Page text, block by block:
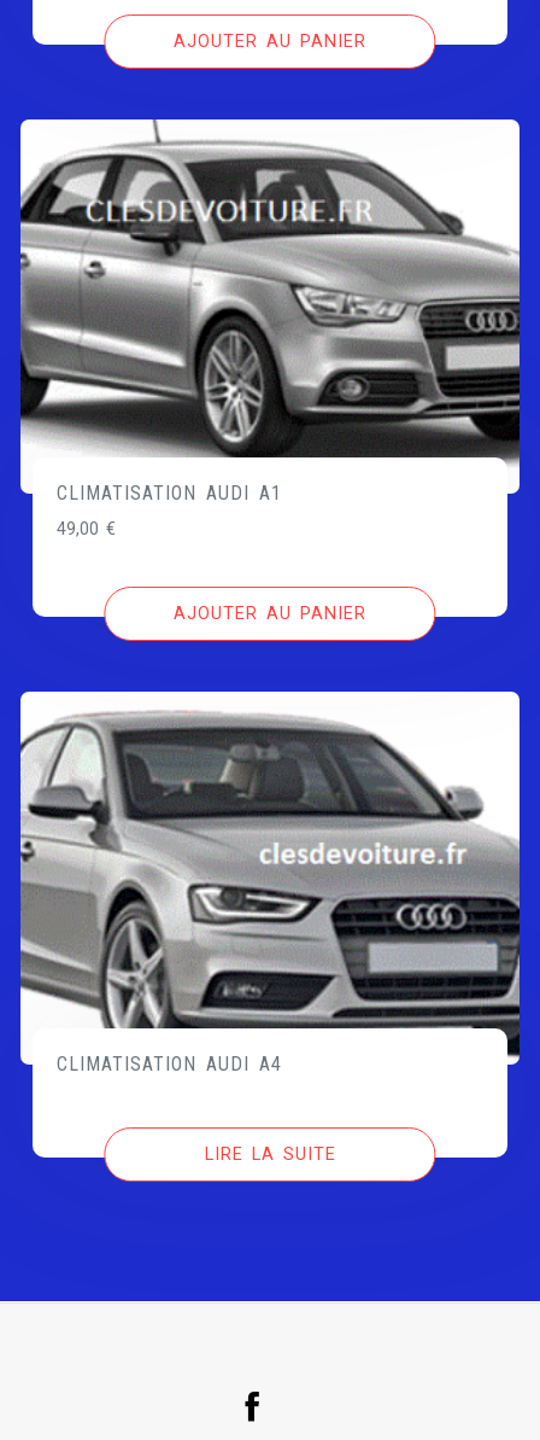
initial
actuel
est :
AJOUTER AU PANIER
CLIMATISATION AUDI A1
49,00€
AJOUTER AU PANIER
CLIMATISATION AUDI A4
LIRE LA SUITE